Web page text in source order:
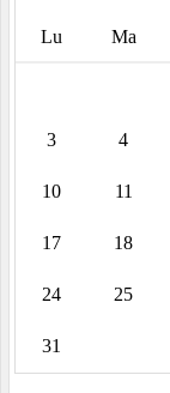
Lu Ma
3 4
10 11
17 18
24 25
31